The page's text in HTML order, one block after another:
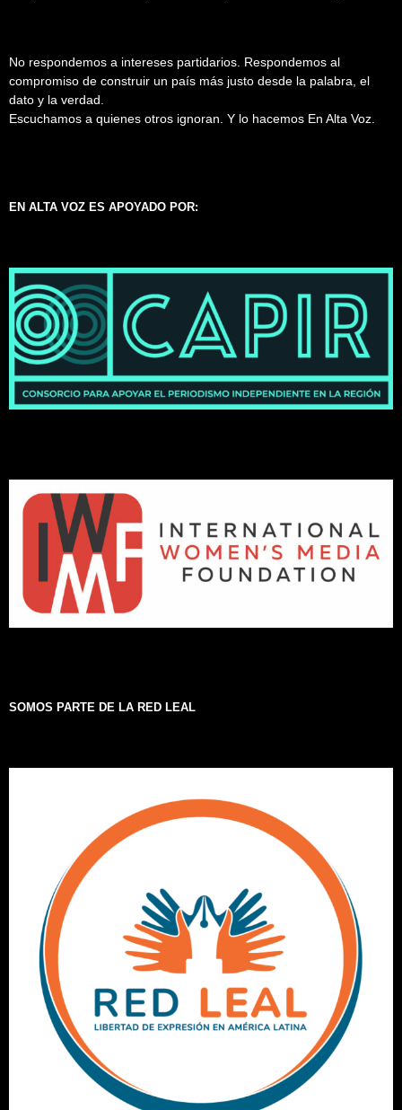
No respondemos a intereses partidarios. Respondemos al
compromiso de construir un país más justo desde la palabra, el
dato y la verdad.
Escuchamos a quienes otros ignoran. Y lo hacemos En Alta Voz.
EN ALTA VOZ ES APOYADO POR:
SOMOS PARTE DE LA RED LEAL